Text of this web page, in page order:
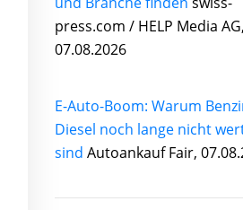
press.com / HELP Media AG,
07.08.2026
E-Auto-Boom: Warum
Diesel noch lange nicht
sind Autoankauf Fair,